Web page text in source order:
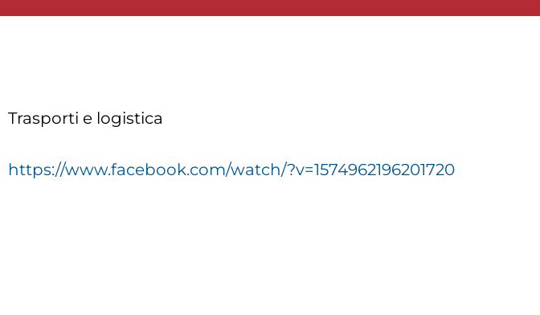
Trasporti e logistica
https://www.facebook.com/watch/?v=1574962196201720